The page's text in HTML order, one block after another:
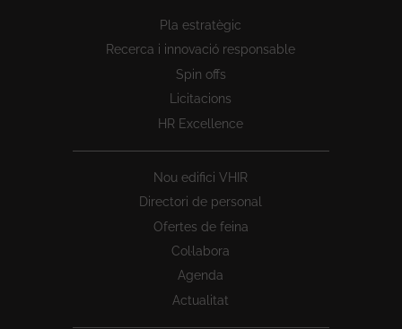
Pla estratègic
Recerca i innovació responsable
Spin offs
Licitacions
HR Excellence
Nou edifici VHIR
Directori de personal
Ofertes de feina
Col·labora
Agenda
Actualitat